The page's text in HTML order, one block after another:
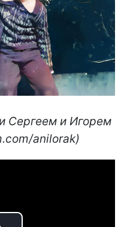
Сергеем и Игорем
anilorak)